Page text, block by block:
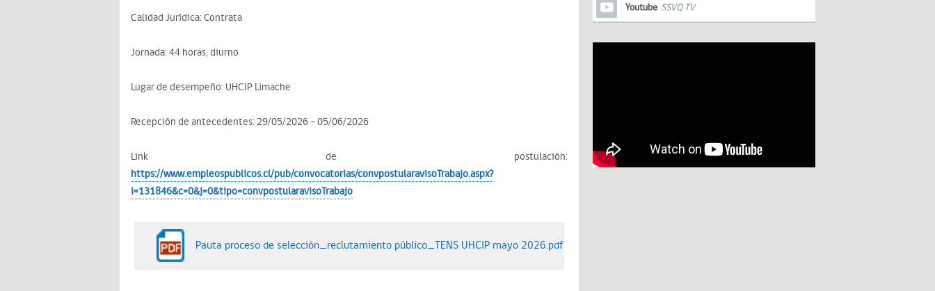
Calidad Jurídica: Contrata
Jornada: 44 horas, diurno
Lugar de desempeño: UHCIP Limache
Recepción de antecedentes: 29/05/2026 – 05/06/2026
Link de postulación:
https://www.empleospublicos.cl/pub/convocatorias/convpostularavisoTrabajo.aspx?
i=131846&c=0&j=0&tipo=convpostularavisoTrabajo
Pauta proceso de selección_reclutamiento público_TENS UHCIP mayo 2026.pdf
Youtube SSVQ TV